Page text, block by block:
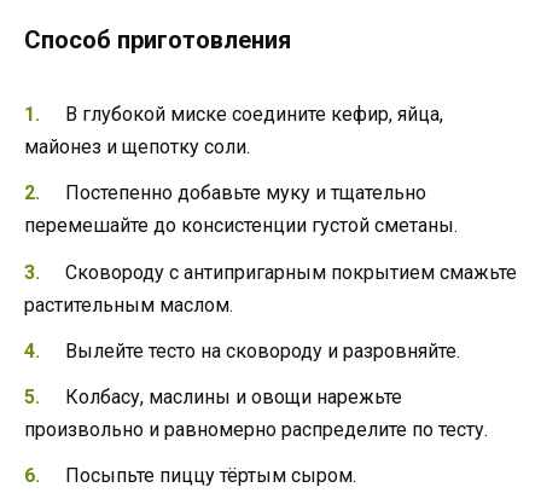
Способ приготовления
В глубокой миске соедините кефир, яйца,
майонез и щепотку соли.
Постепенно добавьте муку и тщательно
перемешайте до консистенции густой сметаны.
Сковороду с антипригарным покрытием смажьте
растительным маслом.
Вылейте тесто на сковороду и разровняйте.
Колбасу, маслины и овощи нарежьте
произвольно и равномерно распределите по тесту.
Посыпьте пиццу тёртым сыром.